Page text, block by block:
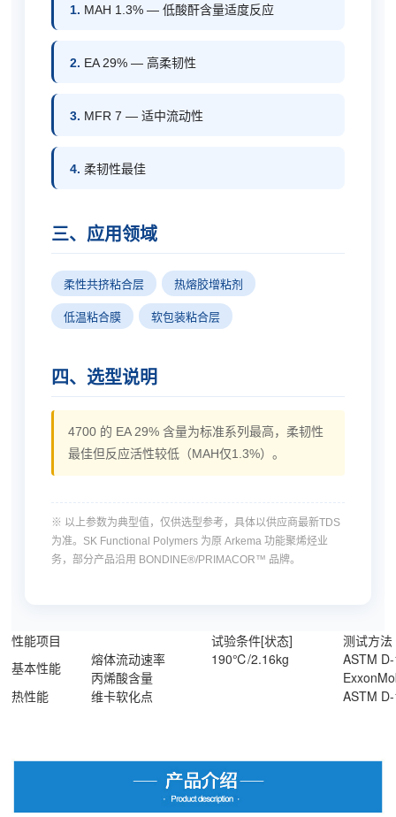
1. MAH 1.3% — 低酸酐含量适度反应
2. EA 29% — 高柔韧性
3. MFR 7 — 适中流动性
4. 柔韧性最佳
三、应用领域
柔性共挤粘合层 热熔胶增粘剂
低温粘合膜 软包装粘合层
四、选型说明
4700 的 EA 29% 含量为标准系列最高，柔韧性
最佳但反应活性较低（MAH仅1.3%）。
※ 以上参数为典型值，仅供选型参考，具体以供应商最新TDS
为准。SK Functional Polymers 为原 Arkema 功能聚烯烃业
务，部分产品沿用 BONDINE®/PRIMACOR™ 品牌。
性能项目 试验条件[状态]
测试方法
基本性能
熔体流动速率 190℃/2.16kg
ASTM
丙烯酸含量
热性能
维卡软化点 ASTM